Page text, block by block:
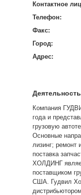
Контактное
Телефон:
Факс:
Город:
Адрес:
Компания
года и
грузовую
Основные
лизинг; ремонт
поставка
ХОЛДИНГ
поставщиком
США. Гудвил